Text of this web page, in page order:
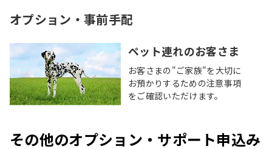
オプション・事前手配
ペット連れのお客さま
お客さまの"ご家族"を大切に
お預かりするための注意事項
をご確認いただけます。
その他のオプション・サポート申込み